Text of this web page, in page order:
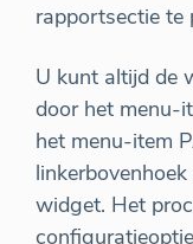
rapportsectie te
U kunt altijd de
door het menu-
het menu-item
widget. Het